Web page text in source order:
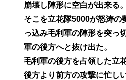
崩壊し陣形に空白が出来る。
そこを立花隊5000が怒涛の
っ込み毛利軍の陣形を突っ
軍の後方へと抜け出た。
毛利軍の後方を占領した立花
後方より前方の攻撃に忙し